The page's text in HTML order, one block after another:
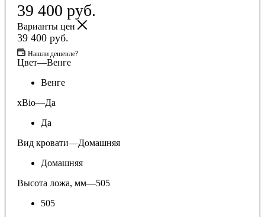
39 400 руб.
Варианты цен
39 400 руб.
Нашли дешевле?
Цвет—Венге
Венге
xBio—Да
Да
Вид кровати—Домашняя
Домашняя
Высота ложа, мм—505
505